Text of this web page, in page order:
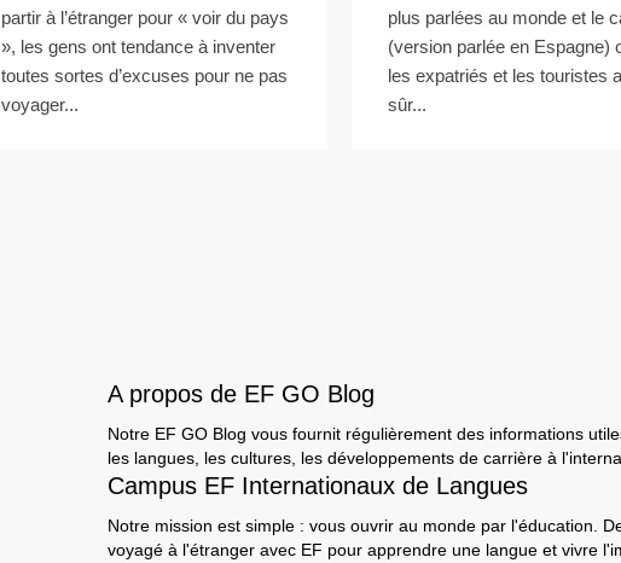
partir à l’étranger pour « voir du pays
», les gens ont tendance à inventer
toutes sortes d’excuses pour ne pas
voyager...
plus parlées au monde et le
(version parlée en Espagne)
les expatriés et les touristes
sûr...
A propos de EF GO Blog
Notre EF GO Blog vous fournit régulièrement des informations
les langues, les cultures, les développements de carrière à
Campus EF Internationaux de Langues
Notre mission est simple : vous ouvrir au monde par l'éducation.
voyagé à l'étranger avec EF pour apprendre une langue et vivre